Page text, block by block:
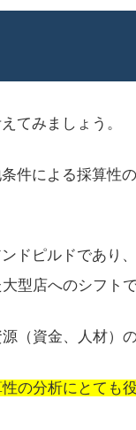
てみましょう。
件による採算性
ドピルドであり
型店へのシフトで
（資金、人材）
の分析にとても